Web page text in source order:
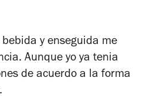
y enseguida me
Aunque yo ya tenia
de acuerdo a la forma